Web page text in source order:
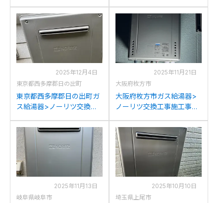
2028AWXからノーリツ
GT-C2072AW BLへの交換
からノーリツGT-
C2072AW BLへの交換
2025年12月4日
東京都西多摩郡日の出町
東京都西多摩郡日の出町ガ
ス給湯器>ノーリツ交換工
1615AWからノーリツGT-
C2072AW BLへの交換
2025年11月21日
大阪府枚方市
大阪府枚方市ガス給湯器>
ノーリツ交換工事施工事
2422AWX-Gからノーリツ
GT-C2072AW BLへの交換
2025年11月13日
岐阜県岐阜市
2025年10月10日
埼玉県上尾市